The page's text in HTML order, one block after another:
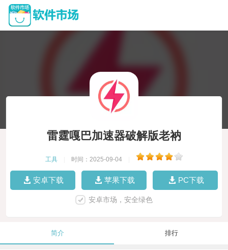
雷霆嘎巴加速器破解版老衲
工具 时间：2025-09-04
安卓下载 苹果下载 PC下载
安卓市场，安全绿色
简介 排行